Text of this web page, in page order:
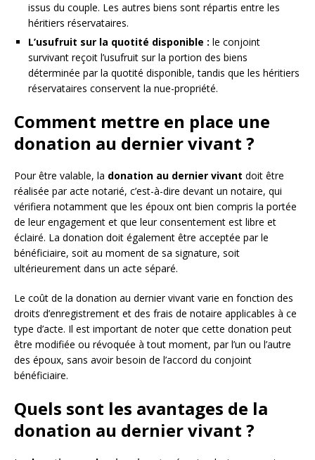
issus du couple. Les autres biens sont répartis entre les
héritiers réservataires.
L’usufruit sur la quotité disponible : le conjoint
survivant reçoit l’usufruit sur la portion des biens
déterminée par la quotité disponible, tandis que les héritiers
réservataires conservent la nue-propriété.
Comment mettre en place une
donation au dernier vivant ?
Pour être valable, la donation au dernier vivant doit être
réalisée par acte notarié, c’est-à-dire devant un notaire, qui
vérifiera notamment que les époux ont bien compris la portée
de leur engagement et que leur consentement est libre et
éclairé. La donation doit également être acceptée par le
bénéficiaire, soit au moment de sa signature, soit
ultérieurement dans un acte séparé.
Le coût de la donation au dernier vivant varie en fonction des
droits d’enregistrement et des frais de notaire applicables à ce
type d’acte. Il est important de noter que cette donation peut
être modifiée ou révoquée à tout moment, par l’un ou l’autre
des époux, sans avoir besoin de l’accord du conjoint
bénéficiaire.
Quels sont les avantages de la
donation au dernier vivant ?